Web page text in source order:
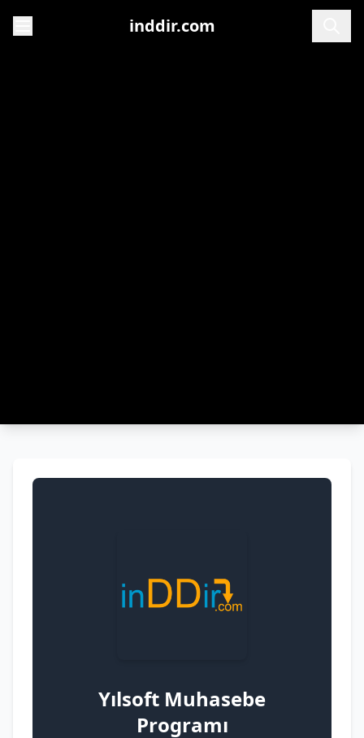
inddir.com
Yılsoft Muhasebe
Programı